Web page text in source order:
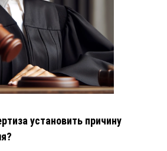
установить причину